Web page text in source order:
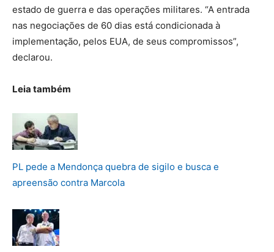
estado de guerra e das operações militares. “A entrada
nas negociações de 60 dias está condicionada à
implementação, pelos EUA, de seus compromissos”,
declarou.
Leia também
PL pede a Mendonça quebra de sigilo e busca e
apreensão contra Marcola